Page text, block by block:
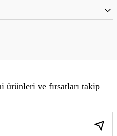
ürünleri ve fırsatları takip